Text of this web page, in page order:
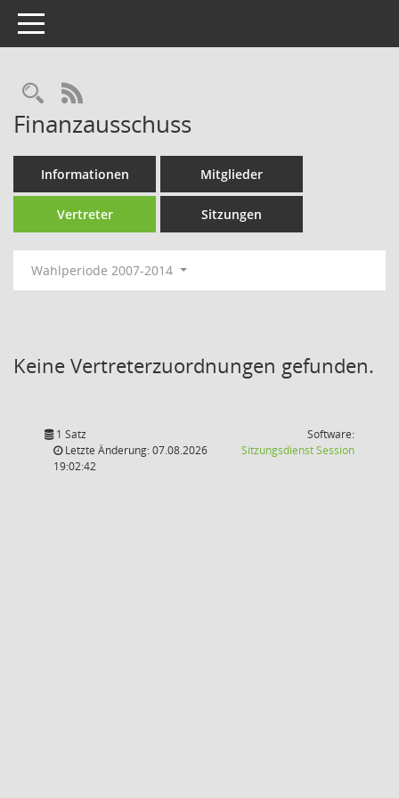
Toggle navigation
Rechercheauswahl
RSS-Feed
Finanzausschuss
Informationen Mitglieder
Vertreter Sitzungen
Wahlperiode 2007-2014
Keine Vertreterzuordnungen gefunden.
1 Satz
Letzte Änderung: 07.08.2026
19:02:42
Software:
SitzungsdienstSession(Wird in